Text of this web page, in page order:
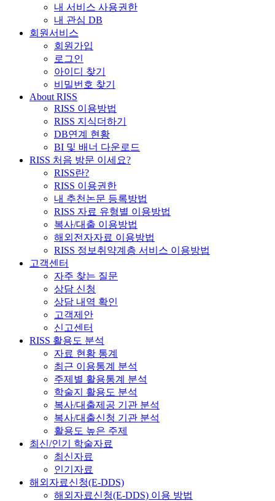
내 서비스 사용권한
내 관심 DB
회원서비스
회원가입
로그인
아이디 찾기
비밀번호 찾기
About RISS
RISS 이용방법
RISS 지식더하기
DB연계 현황
BI 및 배너 다운로드
RISS 처음 방문 이세요?
RISS란?
RISS 이용권한
내 추천논문 등록방법
RISS 자료 유형별 이용방법
복사/대출 이용방법
해외전자자료 이용방법
RISS 정보취약계층 서비스 이용방법
고객센터
자주 찾는 질문
상담 신청
상담 내역 확인
고객제안
신고센터
RISS 활용도 분석
자료 현황 통계
최근 이용통계 분석
주제별 활용통계 분석
학술지 활용도 분석
복사/대출제공 기관 분석
복사/대출신청 기관 분석
활용도 높은 주제
최신/인기 학술자료
최신자료
인기자료
해외자료신청(E-DDS)
해외자료신청(E-DDS) 이용 방법